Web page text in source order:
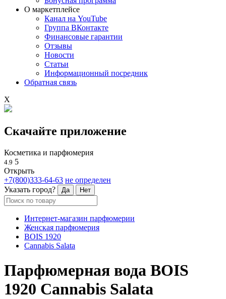
О маркетплейсе
Канал на YouTube
Группа ВКонтакте
Финансовые гарантии
Отзывы
Новости
Статьи
Информационный посредник
Обратная связь
X
Скачайте приложение
Косметика и парфюмерия
4.9 5
Открыть
+7(800)333-64-63 не определен
Указать город?
Да Нет
Интернет-магазин парфюмерии
Женская парфюмерия
BOIS 1920
Cannabis Salata
Парфюмерная вода BOIS
1920 Cannabis Salata